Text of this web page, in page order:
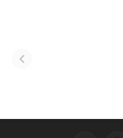
పితృదేవతల ఆశీర్వాదం